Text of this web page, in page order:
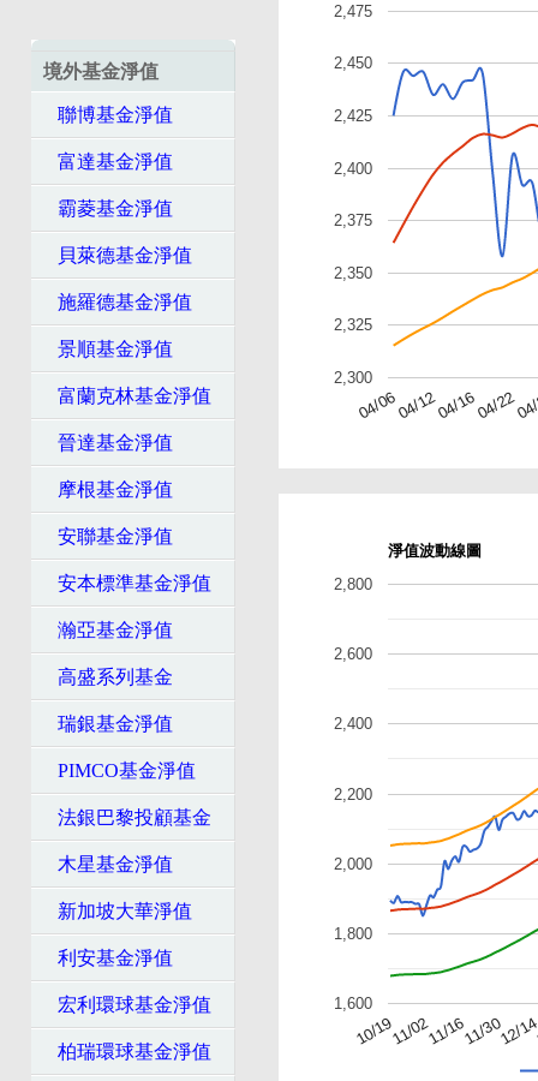
境外基金淨值
聯博基金淨值
富達基金淨值
霸菱基金淨值
貝萊德基金淨值
施羅德基金淨值
景順基金淨值
富蘭克林基金淨值
晉達基金淨值
摩根基金淨值
安聯基金淨值
安本標準基金淨值
瀚亞基金淨值
高盛系列基金
瑞銀基金淨值
PIMCO基金淨值
法銀巴黎投顧基金
木星基金淨值
新加坡大華淨值
利安基金淨值
宏利環球基金淨值
柏瑞環球基金淨值
04/0604/1204/1604/22
2,300
2,325
2,350
2,375
2,400
2,425
2,450
2,475
淨值波動線圖
10/1911/0211/1611/3012/
1,600
1,800
2,000
2,200
2,400
2,600
2,800